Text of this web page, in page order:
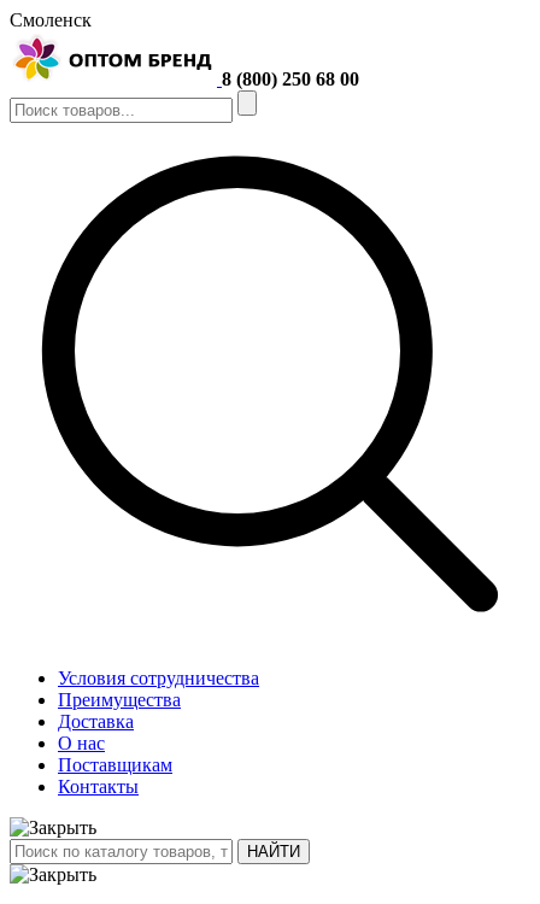
Смоленск
8 (800) 250 68 00
Условия сотрудничества
Преимущества
Доставка
О нас
Поставщикам
Контакты